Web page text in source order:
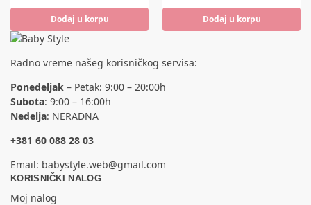
Dodaj u korpu Dodaj u korpu
Radno vreme našeg korisničkog servisa:
Ponedeljak – Petak: 9:00 – 20:00h
Subota: 9:00 – 16:00h
Nedelja: NERADNA
+381 60 088 28 03
Email: babystyle.web@gmail.com
KORISNIČKI NALOG
Moj nalog